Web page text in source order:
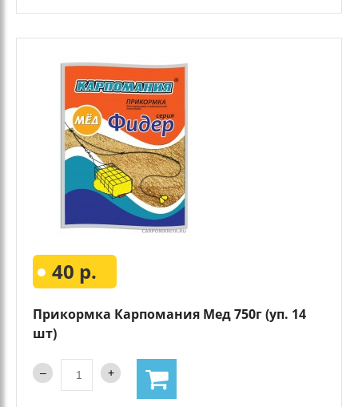
40 р.
Прикормка Карпомания Мед 750г (уп. 14
шт)